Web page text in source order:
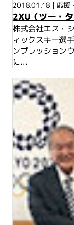
2018.01.18 | 応援
2XU（ツー・
株式会社エス・
ィックスキー選
ンプレッション
に...